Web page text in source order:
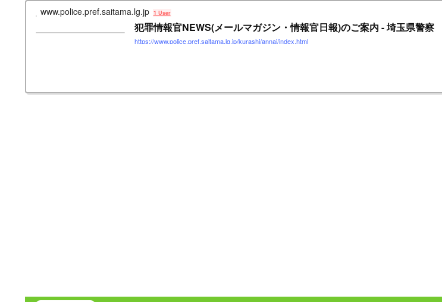
www.police.pref.saitama.lg.jp 1 User
犯罪情報官NEWS(メールマガジン・情報官日報)のご案内 - 埼玉県警察
https://www.police.pref.saitama.lg.jp/kurashi/annai/index.html